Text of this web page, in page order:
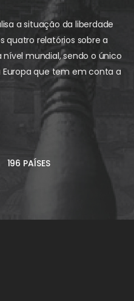
a situação da liberdade
quatro relatórios sobre a
mundial, sendo o único
que tem em conta a
196 PAÍSES